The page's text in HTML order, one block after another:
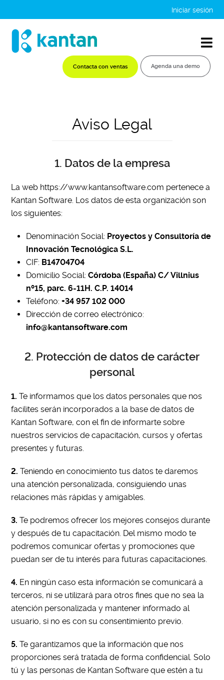
Iniciar sesión
Contacta con ventas Agenda una demo
Aviso Legal
1. Datos de la empresa
La web https://www.kantansoftware.com pertenece a
Kantan Software. Los datos de esta organización son
los siguientes:
Denominación Social: Proyectos y Consultoría de
Innovación Tecnológica S.L.
CIF: B14704704
Domicilio Social:Córdoba (España) C/ Villnius
nº15, parc. 6-11H. C.P. 14014
Teléfono:+34 957 102 000
Dirección de correo electrónico:
info@kantansoftware.com
2. Protección de datos de carácter
personal
1. Te informamos que los datos personales que nos
facilites serán incorporados a la base de datos de
Kantan Software, con el fin de informarte sobre
nuestros servicios de capacitación, cursos y ofertas
presentes y futuras.
2. Teniendo en conocimiento tus datos te daremos
una atención personalizada, consiguiendo unas
relaciones más rápidas y amigables.
3. Te podremos ofrecer los mejores consejos durante
y después de tu capacitación. Del mismo modo te
podremos comunicar ofertas y promociones que
puedan ser de tu interés para futuras capacitaciones.
4. En ningún caso esta información se comunicará a
terceros, ni se utilizará para otros fines que no sea la
atención personalizada y mantener informado al
usuario, si no es con su consentimiento previo.
5. Te garantizamos que la información que nos
proporciones será tratada de forma confidencial. Solo
tú y las personas de Kantan Software que estén a tu